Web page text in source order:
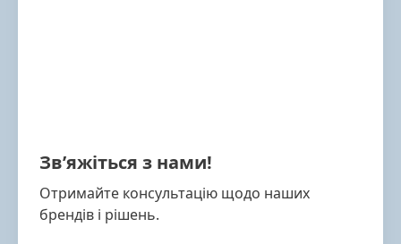
Зв’яжіться з нами!
Отримайте консультацію щодо наших
брендів і рішень.